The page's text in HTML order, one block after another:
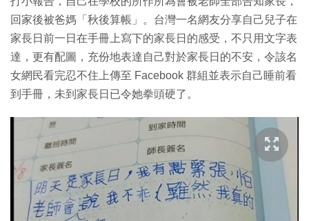
回家後被爸媽「秋後算帳」。台灣一名網友分享自己兒子在
家長日前一日在手冊上寫下的家長日的感受，不只用文字表
達，更有配圖，充份地表達自己對於家長日的不安，令該名
女網民看完忍不住上傳至 Facebook 群組並表示自己睡前看
到手冊，未到家長日已令她拳頭硬了。